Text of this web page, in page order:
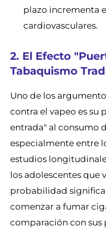
plazo incrementa
cardiovasculares.
2. El Efecto
Tabaquismo
Uno de los
contra el vapeo es su
entrada" al consumo
especialmente entre
estudios
los adolescentes que
probabilidad
comenzar a fumar
comparación con sus